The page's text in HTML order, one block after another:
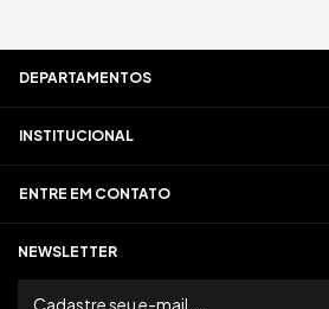
DEPARTAMENTOS
INSTITUCIONAL
ENTRE EM CONTATO
NEWSLETTER